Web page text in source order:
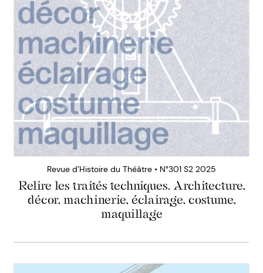
Revue d’Histoire du Théâtre • N°301 S2 2025
Relire les traités techniques. Architecture,
décor, machinerie, éclairage, costume,
maquillage